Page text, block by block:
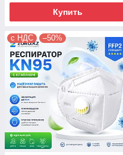
Купить
с НДС –50%